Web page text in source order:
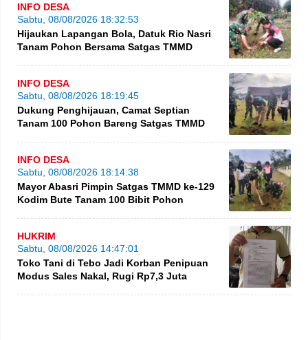
INFO DESA
Sabtu, 08/08/2026 18:32:53
Hijaukan Lapangan Bola, Datuk Rio Nasri
Tanam Pohon Bersama Satgas TMMD
INFO DESA
Sabtu, 08/08/2026 18:19:45
Dukung Penghijauan, Camat Septian
Tanam 100 Pohon Bareng Satgas TMMD
INFO DESA
Sabtu, 08/08/2026 18:14:38
Mayor Abasri Pimpin Satgas TMMD ke-129
Kodim Bute Tanam 100 Bibit Pohon
HUKRIM
Sabtu, 08/08/2026 14:47:01
Toko Tani di Tebo Jadi Korban Penipuan
Modus Sales Nakal, Rugi Rp7,3 Juta